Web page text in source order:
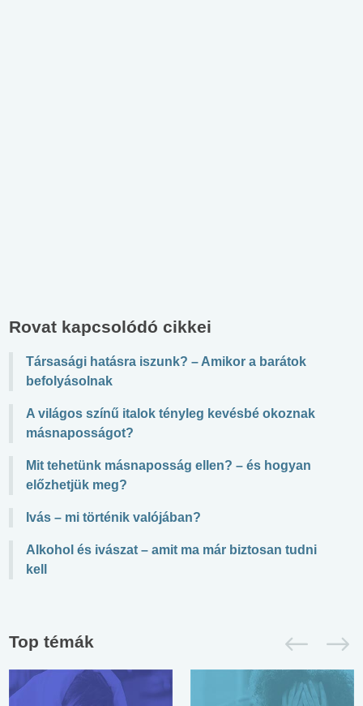
Rovat kapcsolódó cikkei
Társasági hatásra iszunk? – Amikor a barátok
befolyásolnak
A világos színű italok tényleg kevésbé okoznak
másnaposságot?
Mit tehetünk másnaposság ellen? – és hogyan
előzhetjük meg?
Ivás – mi történik valójában?
Alkohol és ivászat – amit ma már biztosan tudni
kell
Top témák